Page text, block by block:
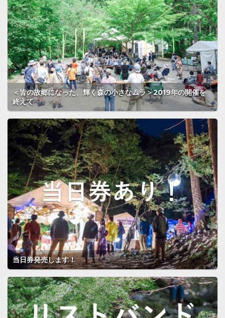
＜皆の故郷になった、輝く森の小さなムラ＞2019年の開催を
終えて
当日券発売します！